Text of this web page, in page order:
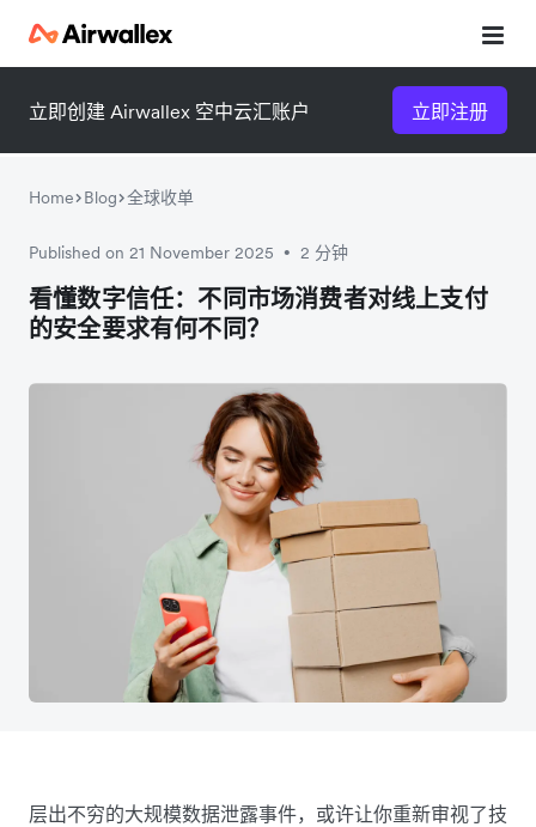
立即创建 Airwallex 空中云汇账户 立即注册
Home Blog 全球收单
Published on 21 November 2025 • 2 分钟
看懂数字信任：不同市场消费者对线上支付
的安全要求有何不同？
层出不穷的大规模数据泄露事件，或许让你重新审视了技
微信扫一扫，点击手机右上角
分享
微信扫一扫，点击手机右上角
分享